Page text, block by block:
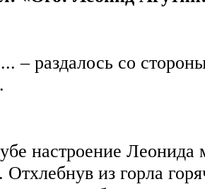
– раздалось со
настроение Леонида
из горла